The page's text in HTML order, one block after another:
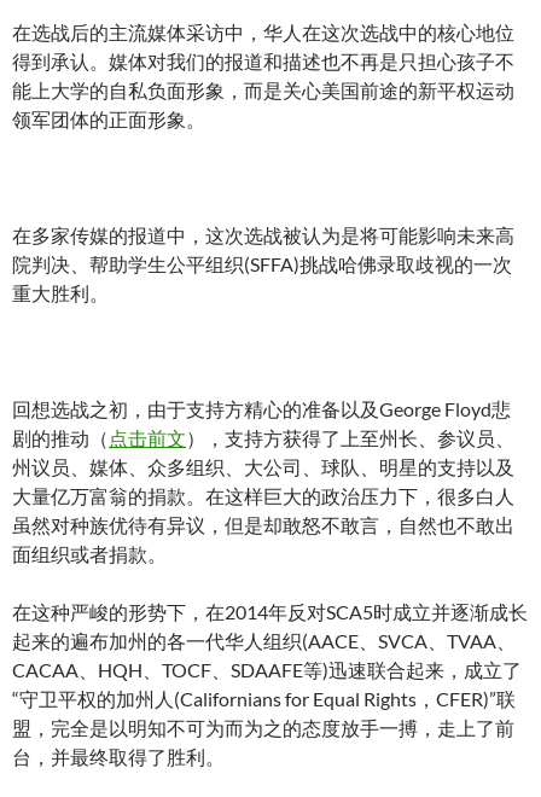
在选战后的主流媒体采访中，华人在这次选战中的核心地位
得到承认。媒体对我们的报道和描述也不再是只担心孩子不
能上大学的自私负面形象，而是关心美国前途的新平权运动
领军团体的正面形象。
在多家传媒的报道中，这次选战被认为是将可能影响未来高
院判决、帮助学生公平组织(SFFA)挑战哈佛录取歧视的一次
重大胜利。
回想选战之初，由于支持方精心的准备以及George Floyd悲
剧的推动（ 点击前文），支持方获得了上至州长、参议员、
州议员、媒体、众多组织、大公司、球队、明星的支持以及
大量亿万富翁的捐款。在这样巨大的政治压力下，很多白人
虽然对种族优待有异议，但是却敢怒不敢言，自然也不敢出
面组织或者捐款。
在这种严峻的形势下，在2014年反对SCA5时成立并逐渐成长
起来的遍布加州的各一代华人组织(AACE、SVCA、TVAA、
CACAA、HQH、TOCF、SDAAFE等)迅速联合起来，成立了
“守卫平权的加州人(Californians for Equal Rights，CFER)”联
盟，完全是以明知不可为而为之的态度放手一搏，走上了前
台，并最终取得了胜利。